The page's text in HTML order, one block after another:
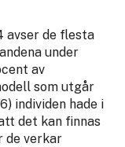
avser de flesta
under
av
som utgår
individen hade i
det kan finnas
de verkar